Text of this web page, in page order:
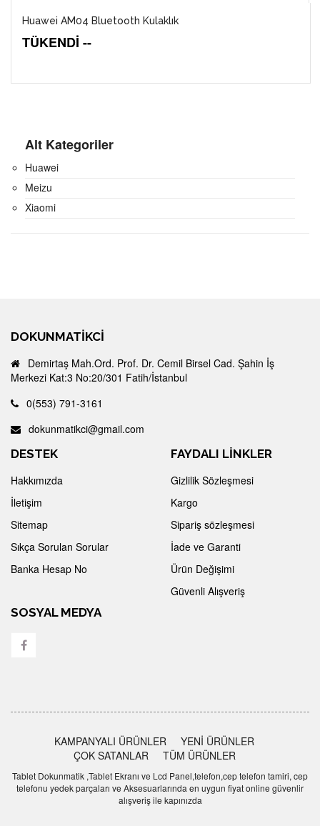
Huawei AM04 Bluetooth Kulaklık
TÜKENDİ --
Alt Kategoriler
Huawei
Meizu
Xiaomi
DOKUNMATIKCI
Demirtaş Mah.Ord. Prof. Dr. Cemil Birsel Cad. Şahin İş
Merkezi Kat:3 No:20/301 Fatih/İstanbul
0(553) 791-3161
dokunmatikci@gmail.com
DESTEK
Hakkımızda
İletişim
Sitemap
Sıkça Sorulan Sorular
Banka Hesap No
FAYDALI LİNKLER
Gizlilik Sözleşmesi
Kargo
Sipariş sözleşmesi
İade ve Garanti
Ürün Değişimi
Güvenli Alışveriş
SOSYAL MEDYA
KAMPANYALI ÜRÜNLER
YENİ ÜRÜNLER
ÇOK SATANLAR
TÜM ÜRÜNLER
Tablet Dokunmatik ,Tablet Ekranı ve Lcd Panel,telefon,cep telefon tamiri, cep
telefonu yedek parçaları ve Aksesuarlarında en uygun fiyat online güvenlir
alışveriş ile kapınızda